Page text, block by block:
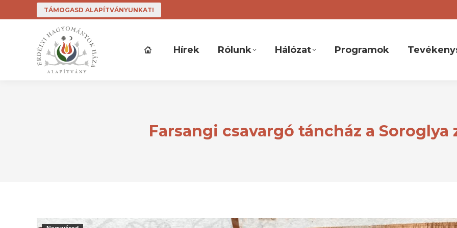
TÁMOGASD ALAPÍTVÁNYUNKAT!
Hírek Rólunk Hálózat Programok
Farsangi csavargó táncház a Soroglya